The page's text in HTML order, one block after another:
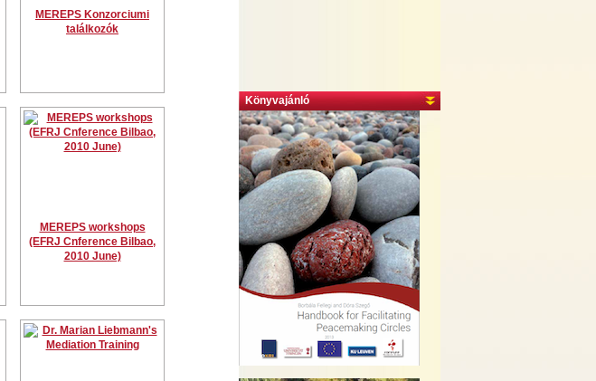
Könyvajánló
MEREPS Konzorciumi
találkozók
MEREPS workshops
(EFRJ Cnference Bilbao,
2010 June)